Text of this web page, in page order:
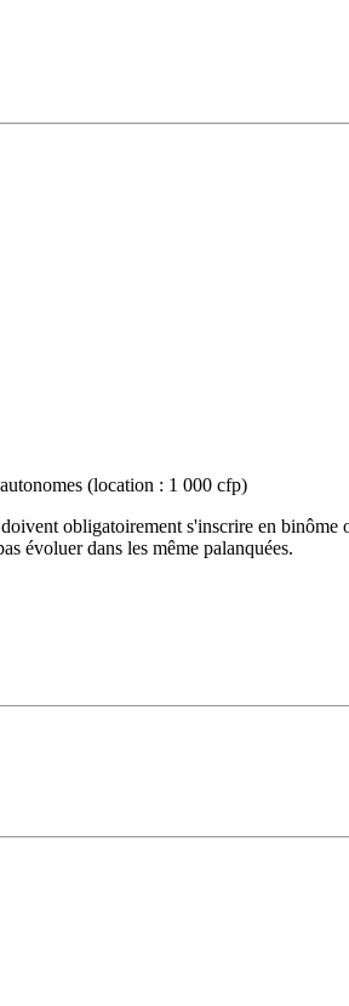
(location : 1 000 cfp)
obligatoirement s'inscrire en binôme
évoluer dans les même palanquées.